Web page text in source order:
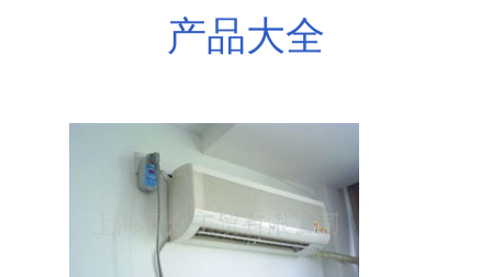
产品大全